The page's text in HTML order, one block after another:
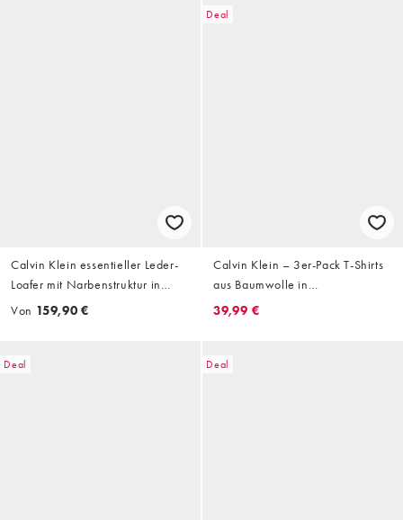
Calvin Klein essentieller Leder-
Loafer mit Narbenstruktur in
Schwarz
Von 159,90 €
Deal
Calvin Klein – 3er-Pack T-Shirts
aus Baumwolle in
Weiß/Blau/Grau
39,99 €
Deal Deal